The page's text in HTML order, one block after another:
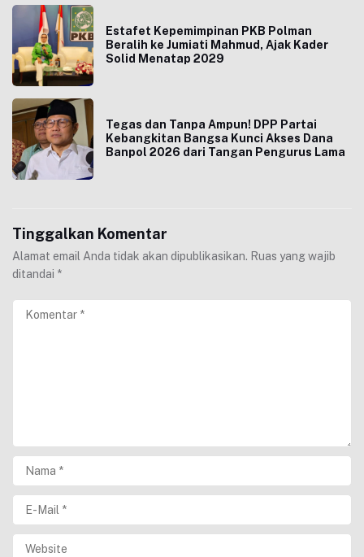
Estafet Kepemimpinan PKB Polman
Beralih ke Jumiati Mahmud, Ajak Kader
Solid Menatap 2029
Tegas dan Tanpa Ampun! DPP Partai
Kebangkitan Bangsa Kunci Akses Dana
Banpol 2026 dari Tangan Pengurus Lama
Tinggalkan Komentar
Alamat email Anda tidak akan dipublikasikan. Ruas yang wajib
ditandai *